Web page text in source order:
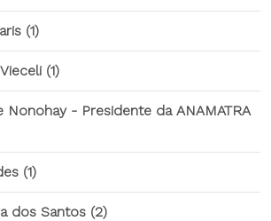
(1)
(1)
Nonohay - Presidente da ANAMATRA
(1)
dos Santos (2)